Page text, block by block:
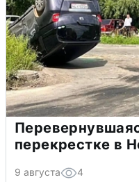
перекрестке в
9 августа 4